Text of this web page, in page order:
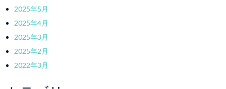
2025年5月
2025年4月
2025年3月
2025年2月
2022年3月